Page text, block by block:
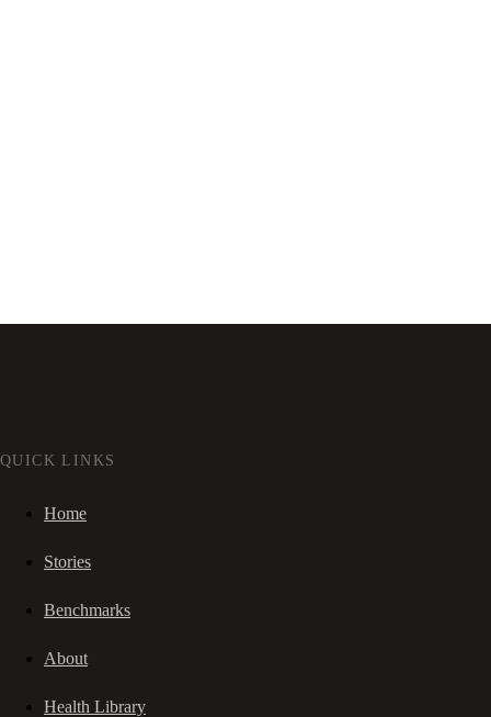
QUICK LINKS
Home
Stories
Benchmarks
About
Health Library